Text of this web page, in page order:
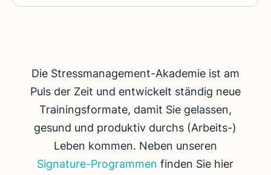
Die Stressmanagement-Akademie ist am
Puls der Zeit und entwickelt ständig neue
Trainingsformate, damit Sie gelassen,
gesund und produktiv durchs (Arbeits-)
Leben kommen. Neben unseren
Signature-Programmenfinden Sie hier